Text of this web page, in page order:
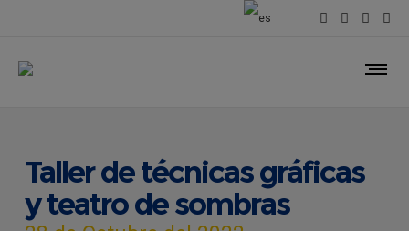
Taller de técnicas gráficas
y teatro de sombras